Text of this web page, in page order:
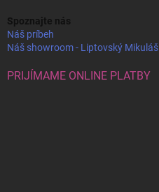
Spoznajte nás
Náš príbeh
Náš showroom - Liptovský Mikuláš
PRIJÍMAME ONLINE PLATBY